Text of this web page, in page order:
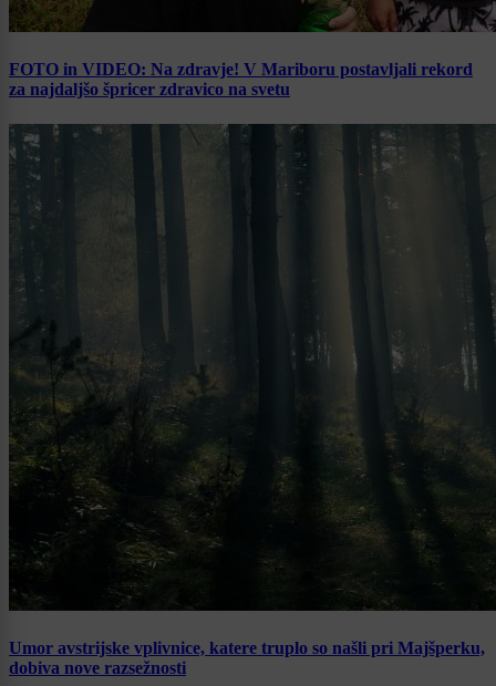
FOTO in VIDEO: Na zdravje! V Mariboru postavljali rekord
za najdaljšo špricer zdravico na svetu
Umor avstrijske vplivnice, katere truplo so našli pri Majšperku,
dobiva nove razsežnosti